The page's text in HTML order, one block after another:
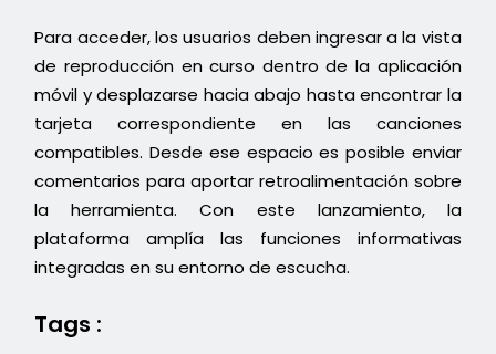
Para acceder, los usuarios deben ingresar a la vista
de reproducción en curso dentro de la aplicación
móvil y desplazarse hacia abajo hasta encontrar la
tarjeta correspondiente en las canciones
compatibles. Desde ese espacio es posible enviar
comentarios para aportar retroalimentación sobre
la herramienta. Con este lanzamiento, la
plataforma amplía las funciones informativas
integradas en su entorno de escucha.
Tags :